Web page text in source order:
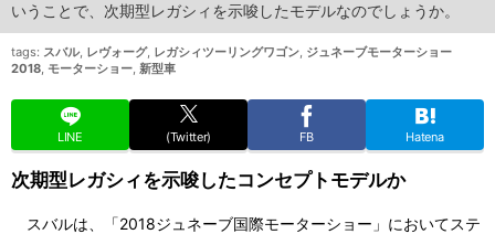
いうことで、次期型レガシィを示唆したモデルなのでしょうか。
tags: スバル, レヴォーグ, レガシィツーリングワゴン, ジュネーブモーターショー
2018, モーターショー, 新型車
LINE (Twitter) FB Hatena
次期型レガシィを示唆したコンセプトモデルか
スバルは、「2018ジュネーブ国際モーターショー」においてステ